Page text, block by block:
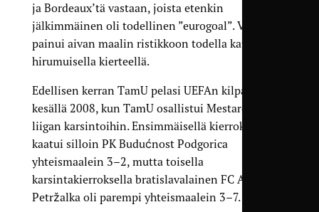
ja Bordeaux’tä vastaan, joista etenkin
jälkimmäinen oli todellinen ”eurogoal”. Veto
painui aivan maalin ristikkoon todella kaukaa
hirumuisella kierteellä.
Edellisen kerran TamU pelasi UEFAn kilpailuissa
kesällä 2008, kun TamU osallistui Mestareiden
liigan karsintoihin. Ensimmäisellä kierroksella
kaatui silloin PK Budućnost Podgorica
yhteismaalein 3–2, mutta toisella
karsintakierroksella bratislavalainen FC Artmedia
Petržalka oli parempi yhteismaalein 3–7.